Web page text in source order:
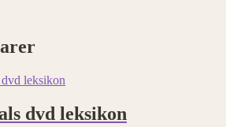
dvd leksikon